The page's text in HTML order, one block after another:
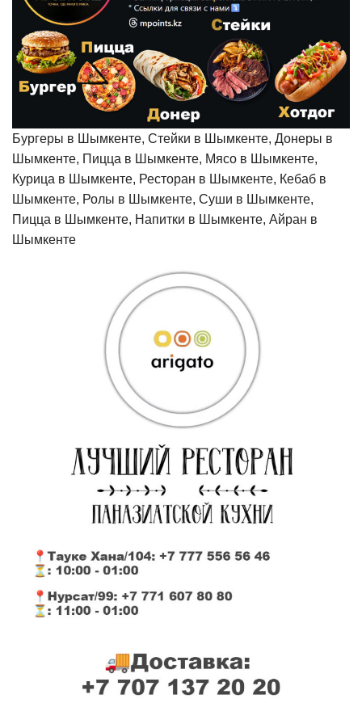
Бургеры в Шымкенте, Стейки в Шымкенте, Донеры в
Шымкенте, Пицца в Шымкенте, Мясо в Шымкенте,
Курица в Шымкенте, Ресторан в Шымкенте, Кебаб в
Шымкенте, Ролы в Шымкенте, Суши в Шымкенте,
Пицца в Шымкенте, Напитки в Шымкенте, Айран в
Шымкенте